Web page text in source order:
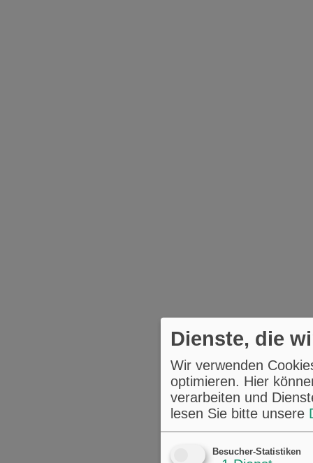
Dienste, die
Wir verwenden
optimieren. Hier
verarbeiten und
lesen Sie bitte unsere
Besucher-Statistiken